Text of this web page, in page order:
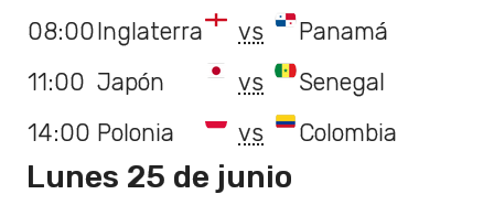
08:00Inglaterra vs
Panamá
11:00 Japón vs
Senegal
14:00 Polonia vs Colombia
Lunes 25 de junio